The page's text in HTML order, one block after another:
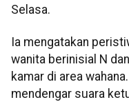
Selasa.
Ia mengatakan
wanita berinisial N
kamar di area
mendengar suara